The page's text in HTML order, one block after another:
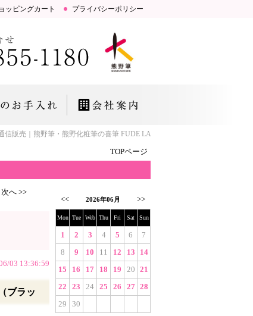
ッピングカート プライバシーポリシー
売｜熊野筆・熊野化粧筆の喜筆 FUDE LAB.「お肌とこころにいい筆」
TOPページ
次へ >>
03 13:36:59
ブラッ
<< 2026年06月 >>
Mon Tue Web Thu Fri Sat Sun
1 2 3 4 5 6
7
8
9 10 11 12 13
14
15
16 17 18 19 20 21
22
23 24 25 26 27 28
29
30